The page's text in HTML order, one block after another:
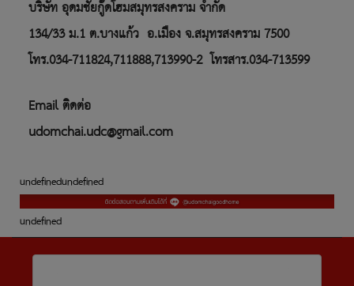
บริษัท อุดมชัยกู๊ดโฮมสมุทรสงคราม จำกัด
134/33 ม.1 ต.บางแก้ว อ.เมือง จ.สมุทรสงคราม 7500
โทร.034-711824,711888,713990-2โทรสาร.034-713599
Email ติดต่อ
udomchai.udc@gmail.com
undefinedundefined
undefined